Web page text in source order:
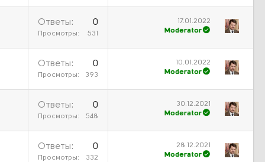
Ответы 0
Просмотры 531
17.01.2022
Moderator
Ответы 0
Просмотры 393
10.01.2022
Moderator
Ответы 0
Просмотры 548
30.12.2021
Moderator
Ответы 0
Просмотры 332
28.12.2021
Moderator